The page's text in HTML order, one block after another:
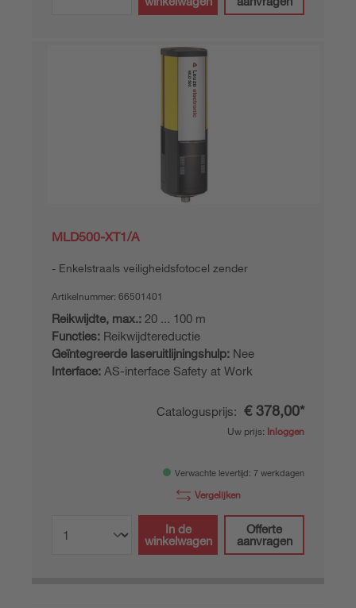
MLD500-XT1/A
Enkelstraals veiligheidsfotocel zender
Artikelnummer: 66501401
Reikwijdte, max.: 20 ... 100 m
Functies: Reikwijdtereductie
Geïntegreerde laseruitlijningshulp: Nee
Interface: AS-interface Safety at Work
Catalogusprijs: € 378,00*
Uw prijs: Inloggen
Verwachte levertijd: 7 werkdagen
Vergelijken
In de
winkelwagen
Offerte
aanvragen